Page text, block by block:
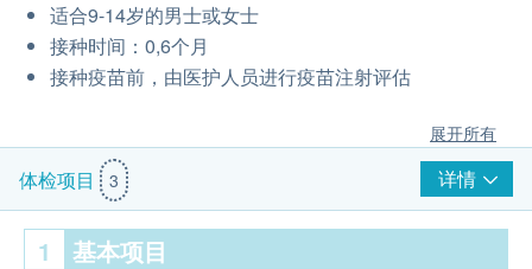
适合9-14岁的男士或女士
接种时间：0,6个月
接种疫苗前，由医护人员进行疫苗注射评估
展开所有
体检项目 3 详情
1 基本项目